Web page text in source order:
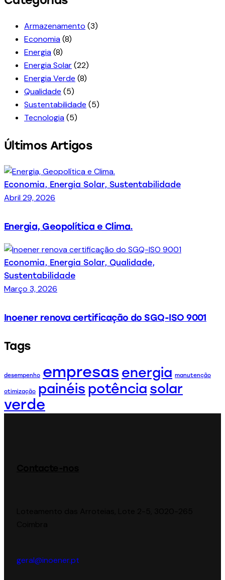
Armazenamento (3)
Economia(8)
Energia(8)
Energia Solar(22)
Energia Verde (8)
Qualidade (5)
Sustentabilidade (5)
Tecnologia(5)
Últimos Artigos
Economia, Energia Solar, Sustentabilidade
Abril 29, 2026
Energia, Geopolítica e Clima.
Economia, Energia Solar, Qualidade,
Sustentabilidade
Março 3, 2026
Inoener renova certificação do SGQ-ISO 9001
Tags
desempenho empresas energia manutenção
otimização painéis potência solar
verde
geral@inoener.pt